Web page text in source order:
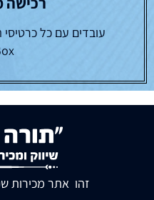
זהו אתר מכירות